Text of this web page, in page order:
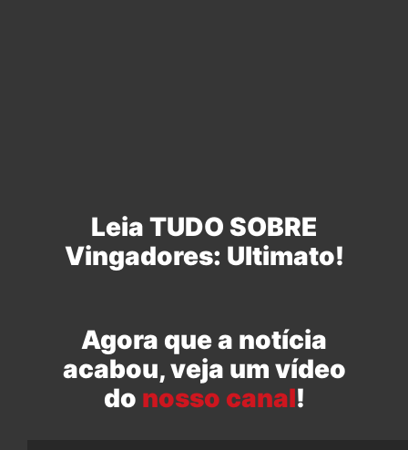
Leia TUDO SOBRE
Vingadores: Ultimato!
Agora que a notícia
acabou, veja um vídeo
do nosso canal!